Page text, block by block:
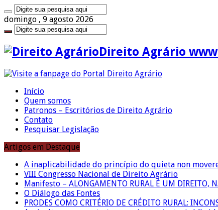
domingo , 9 agosto 2026
Direito Agrário
Início
Quem somos
Patronos – Escritórios de Direito Agrário
Contato
Pesquisar Legislação
Artigos em Destaque
A inaplicabilidade do princípio do quieta non
VIII Congresso Nacional de Direito Agrário
Manifesto – ALONGAMENTO RURAL É UM DIREITO,
O Diálogo das Fontes
PRODES COMO CRITÉRIO DE CRÉDITO RURAL: